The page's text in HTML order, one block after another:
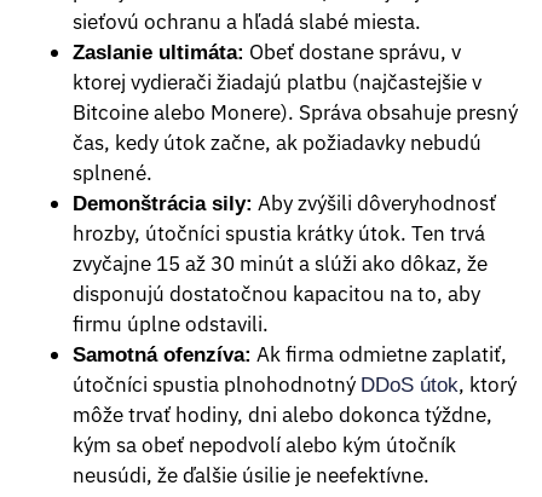
sieťovú ochranu a hľadá slabé miesta.
Zaslanie ultimáta: Obeť dostane správu, v
ktorej vydierači žiadajú platbu (najčastejšie v
Bitcoine alebo Monere). Správa obsahuje presný
čas, kedy útok začne, ak požiadavky nebudú
splnené.
Demonštrácia sily: Aby zvýšili dôveryhodnosť
hrozby, útočníci spustia krátky útok. Ten trvá
zvyčajne 15 až 30 minút a slúži ako dôkaz, že
disponujú dostatočnou kapacitou na to, aby
firmu úplne odstavili.
Samotná ofenzíva: Ak firma odmietne zaplatiť,
útočníci spustia plnohodnotný DDoS útok, ktorý
môže trvať hodiny, dni alebo dokonca týždne,
kým sa obeť nepodvolí alebo kým útočník
neusúdi, že ďalšie úsilie je neefektívne.